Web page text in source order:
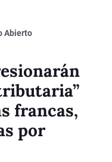
Abierto
francas,
por